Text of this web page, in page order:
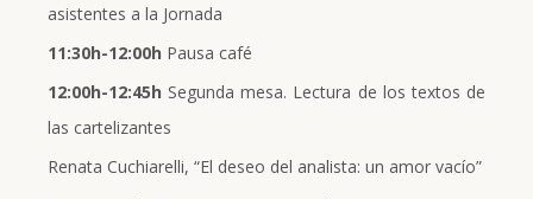
asistentes a la Jornada
11:30h-12:00h Pausa café
12:00h-12:45h Segunda mesa. Lectura de los textos de
las cartelizantes
Renata Cuchiarelli, “El deseo del analista: un amor vacío”